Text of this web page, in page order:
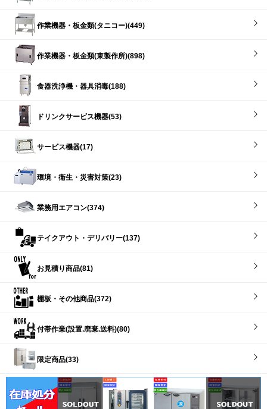
作業機器・板金類(タニコー)(449)
作業機器・板金類(東製作所)(898)
食器洗浄機・器具消毒(188)
ドリンクサービス機器(53)
サービス機器(17)
環境・衛生・災害対策(23)
業務用エアコン(374)
テイクアウト・デリバリー(137)
お見積り商品(81)
棚板・その他商品(372)
付帯作業(設置.廃棄.送料)(80)
限定商品(33)